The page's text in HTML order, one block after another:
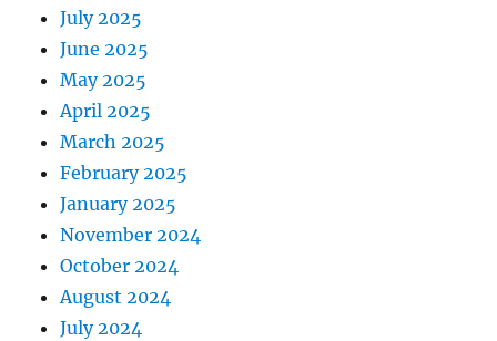
July 2025
June 2025
May 2025
April 2025
March 2025
February 2025
January 2025
November 2024
October 2024
August 2024
July 2024